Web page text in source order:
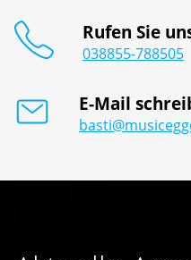
Rufen Sie
038855-788505
E-Mail